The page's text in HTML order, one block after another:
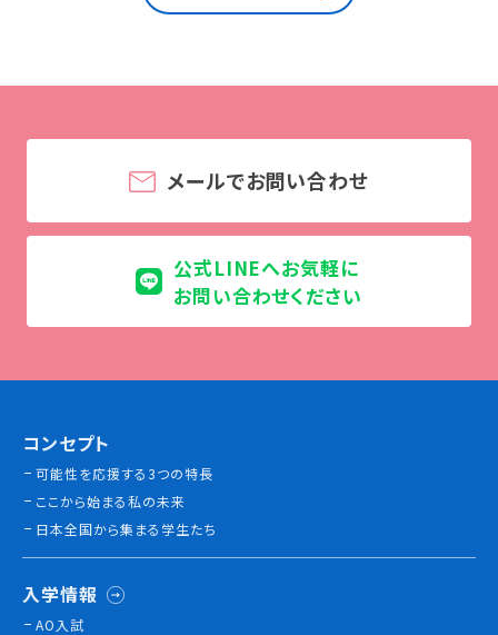
フォローアップレッスン
Eラーニング
コンクールチャレンジ
施設・設備紹介
学生カフェ営業インフォメーション
高校生の方へ
社会人・大学生・短大生の方へ
留学生の方へ(for Foreign Student)
卒業生の方へ・
保護者の方へ
メールでお問い合わせ
公式LINEへお気軽に
お問い合わせください
コンセプト
可能性を応援する3つの特長
ここから始まる私の未来
日本全国から集まる学生たち
入学情報
AO入試